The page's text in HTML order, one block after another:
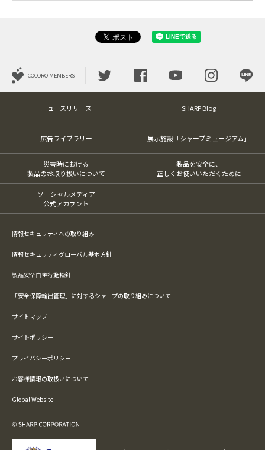
COCORO MEMBERS
ニュースリリース SHARP Blog
広告ライブラリー 展示施設「シャープミュージアム」
災害時における
製品のお取り扱いについて
製品を安全に、
正しくお使いいただくために
ソーシャルメディア
公式アカウント
情報セキュリティへの取り組み
情報セキュリティグローバル基本方針
製品安全自主行動指針
「安全保障輸出管理」に対するシャープの取り組みについて
サイトマップ
サイトポリシー
プライバシーポリシー
お客様情報の取扱いについて
Global Website